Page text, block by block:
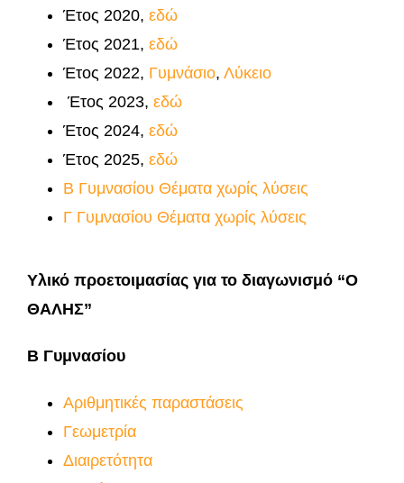
Έτος 2020, εδώ
Έτος 2021, εδώ
Έτος 2022, Γυμνάσιο, Λύκειο
Έτος 2023, εδώ
Έτος 2024, εδώ
Έτος 2025, εδώ
Β Γυμνασίου Θέματα χωρίς λύσεις
Γ Γυμνασίου Θέματα χωρίς λύσεις
Υλικό προετοιμασίας για το διαγωνισμό “Ο
ΘΑΛΗΣ”
Β Γυμνασίου
Αριθμητικές παραστάσεις
Γεωμετρία
Διαιρετότητα